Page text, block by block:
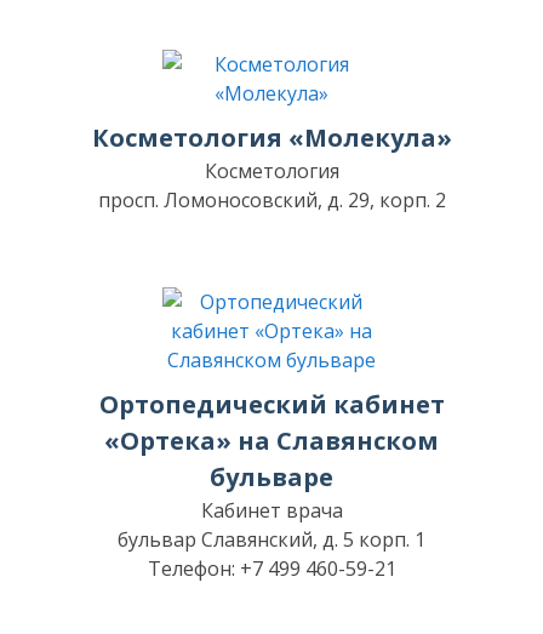
Косметология «Молекула»
Косметология
просп. Ломоносовский, д. 29, корп. 2
Ортопедический кабинет
«Ортека» на Славянском
бульваре
Кабинет врача
бульвар Славянский, д. 5 корп. 1
Телефон: +7 499 460-59-21